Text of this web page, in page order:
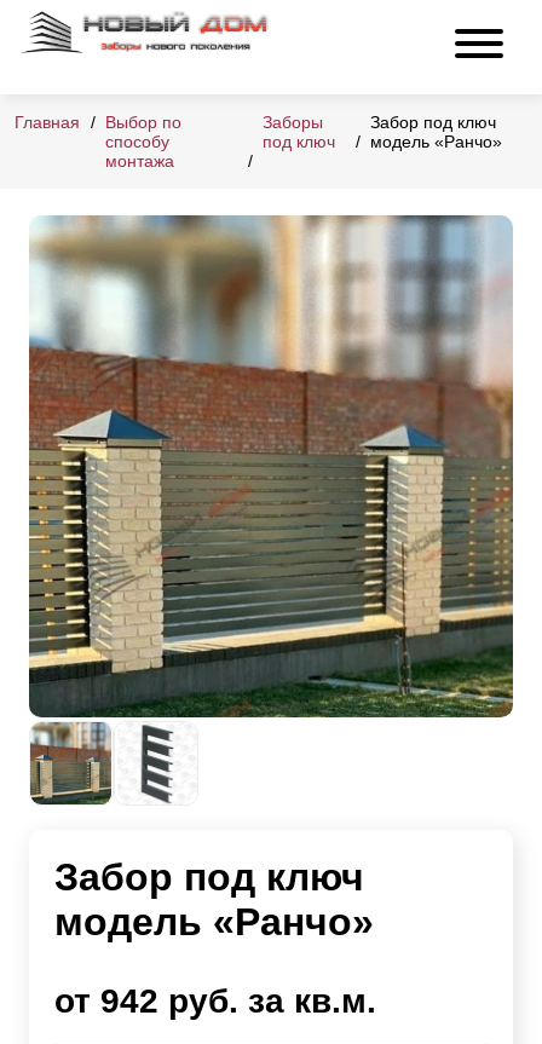
Главная
Выбор по
способу
монтажа
Заборы
под ключ
Забор под ключ
модель «Ранчо»
Забор под ключ
модель «Ранчо»
от 942 руб. за кв.м.